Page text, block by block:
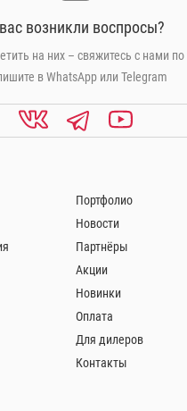
возникли воспросы?
на них – свяжитесь с нами по
в WhatsApp или Telegram
Портфолио
Новости
Партнёры
Акции
Новинки
Оплата
Для дилеров
Контакты